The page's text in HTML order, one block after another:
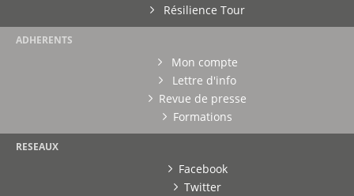
Résilience Tour
ADHERENTS
Mon compte
Lettre d'info
Revue de presse
Formations
RESEAUX
Facebook
Twitter